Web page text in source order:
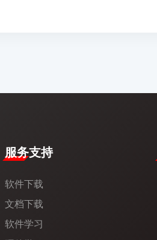
服务支持
软件下载
文档下载
软件学习